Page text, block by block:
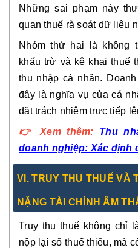
Những sai phạm này
quan thuế rà soát dữ liệu
Nhóm thứ hai là không
khấu trừ và kê khai thuế
thu nhập cá nhân.
đây là nghĩa vụ của cá
đặt trách nhiệm trực tiếp
👉
Xem thêm:
Thu
doanh nghiệp: Xác định
VI. TRUY THU THUẾ VÀ
NẶNG TÀI CHÍNH ÂM
Truy thu thuế không chỉ
nộp lại số thuế thiếu, mà